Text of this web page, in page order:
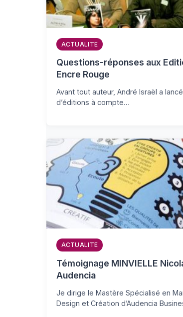
ACTUALITE
Questions-réponses aux
Encre Rouge
Avant tout auteur, André Israël a
d’éditions à compte…
ACTUALITE
Témoignage MINVIELLE
Audencia
Je dirige le Mastère Spécialisé en
Design et Création d’Audencia